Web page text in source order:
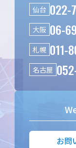
仙台 022-
大阪 06-
札幌 011-
名古屋
お問